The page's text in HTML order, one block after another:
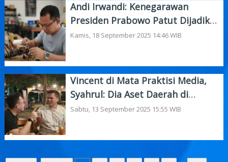
Andi Irwandi: Kenegarawan
Presiden Prabowo Patut Dijadikan
Teladan
Kamis, 18 September 2025 14:46 WIB
Vincent di Mata Praktisi Media,
Syahrul: Dia Aset Daerah di
Bidang Kepemudaan
Sabtu, 13 September 2025 15:55 WIB